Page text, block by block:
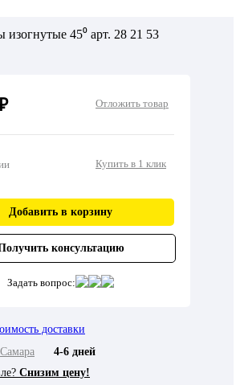
Отложить товар
Купить в 1 клик
Добавить в корзину
консультацию
Задать вопрос:
доставки
Самара
4-6 дней
Снизим цену!